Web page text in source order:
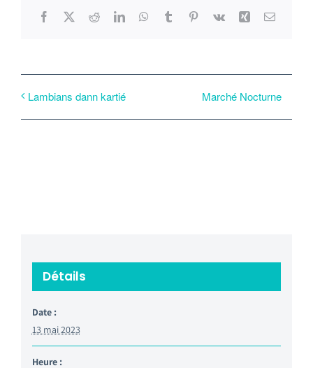
Facebook
X RedditLinkedInWhatsApp
TumblrPinterest
Vk Xing Email
Lambians dann kartié Marché Nocturne
Détails
Date :
13 mai 2023
Heure :